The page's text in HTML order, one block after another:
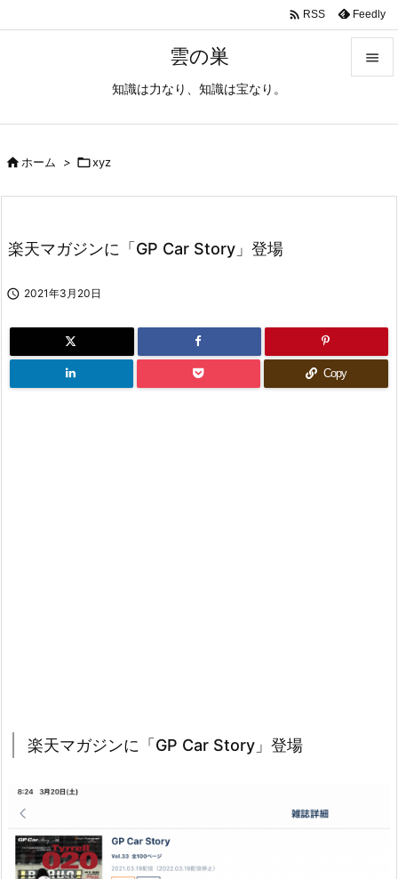
雲の巣
知識は力なり、知識は宝なり。

 RSS Feedly
ホーム > xyz
楽天マガジンに「GP Car Story」登場
 2021年3月20日
Copy
楽天マガジンに「GP Car Story」登場